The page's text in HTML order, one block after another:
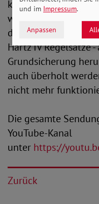
kommt uns deutlich
wir den
da schon einen
Hartz IV Regelsätze
Grundsicherung
auch überholt
nicht mehr
Die gesamte
YouTube-Kanal
unter https://
Zurück
und im Impressum.
Anpassen